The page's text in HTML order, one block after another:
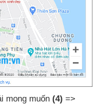
mong muốn (4) =>